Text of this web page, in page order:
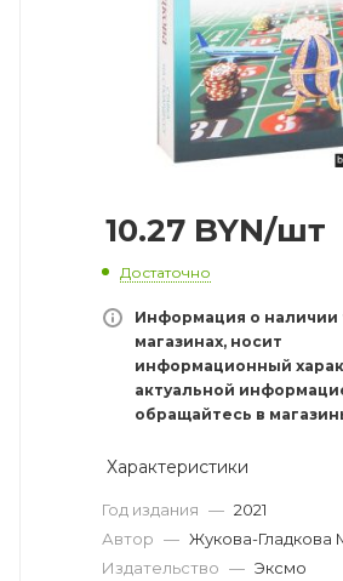
10.27 BYN/шт
Достаточно
Информация о наличии
магазинах, носит
информационный
актуальной
обращайтесь в
Характеристики
Год издания — 2021
Автор — Жукова-Гладкова
Издательство — Эксмо